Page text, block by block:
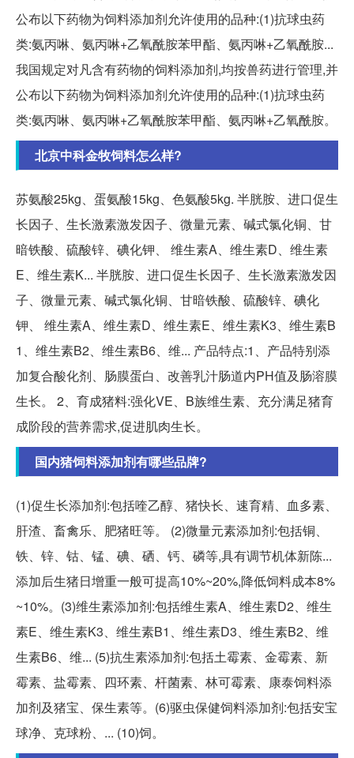
公布以下药物为饲料添加剂允许使用的品种:(1)抗球虫药
类:氨丙啉、氨丙啉+乙氧酰胺苯甲酯、氨丙啉+乙氧酰胺...
我国规定对凡含有药物的饲料添加剂,均按兽药进行管理,并
公布以下药物为饲料添加剂允许使用的品种:(1)抗球虫药
类:氨丙啉、氨丙啉+乙氧酰胺苯甲酯、氨丙啉+乙氧酰胺。
北京中科金牧饲料怎么样?
苏氨酸25kg、蛋氨酸15kg、色氨酸5kg. 半胱胺、进口促生
长因子、生长激素激发因子、微量元素、碱式氯化铜、甘
暗铁酸、硫酸锌、碘化钾、 维生素A、维生素D、维生素
E、维生素K... 半胱胺、进口促生长因子、生长激素激发因
子、微量元素、碱式氯化铜、甘暗铁酸、硫酸锌、碘化
钾、 维生素A、维生素D、维生素E、维生素K3、维生素B
1、维生素B2、维生素B6、维... 产品特点:1、产品特别添
加复合酸化剂、肠膜蛋白、改善乳汁肠道内PH值及肠溶膜
生长。 2、育成猪料:强化VE、B族维生素、充分满足猪育
成阶段的营养需求,促进肌肉生长。
国内猪饲料添加剂有哪些品牌?
(1)促生长添加剂:包括喹乙醇、猪快长、速育精、血多素、
肝渣、畜禽乐、肥猪旺等。 (2)微量元素添加剂:包括铜、
铁、锌、钴、锰、碘、硒、钙、磷等,具有调节机体新陈...
添加后生猪日增重一般可提高10%~20%,降低饲料成本8%
~10%。(3)维生素添加剂:包括维生素A、维生素D2、维生
素E、维生素K3、维生素B1、维生素D3、维生素B2、维
生素B6、维... (5)抗生素添加剂:包括土霉素、金霉素、新
霉素、盐霉素、四环素、杆菌素、林可霉素、康泰饲料添
加剂及猪宝、保生素等。(6)驱虫保健饲料添加剂:包括安宝
球净、克球粉、... (10)饲。